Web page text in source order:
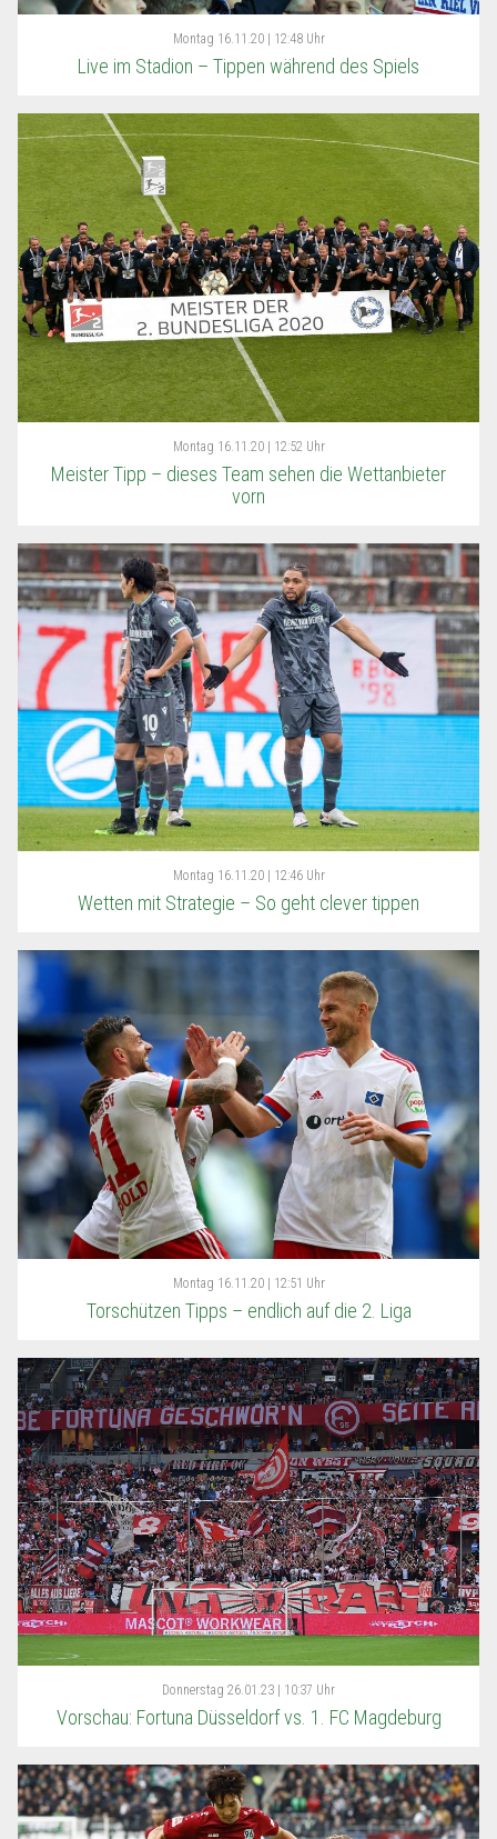
Montag 16.11.20 | 12:48 Uhr
Live im Stadion – Tippen während des Spiels
Montag 16.11.20 | 12:52 Uhr
Meister Tipp – dieses Team sehen die Wettanbieter
vorn
Montag 16.11.20 | 12:46 Uhr
Wetten mit Strategie – So geht clever tippen
Montag 16.11.20 | 12:51 Uhr
Torschützen Tipps – endlich auf die 2. Liga
Donnerstag 26.01.23 | 10:37 Uhr
Vorschau: Fortuna Düsseldorf vs. 1. FC Magdeburg